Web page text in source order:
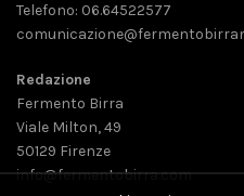
Telefono: 06.64522577
Redazione
Fermento Birra
Viale Milton, 49
50129 Firenze
info@fermentobirra.com